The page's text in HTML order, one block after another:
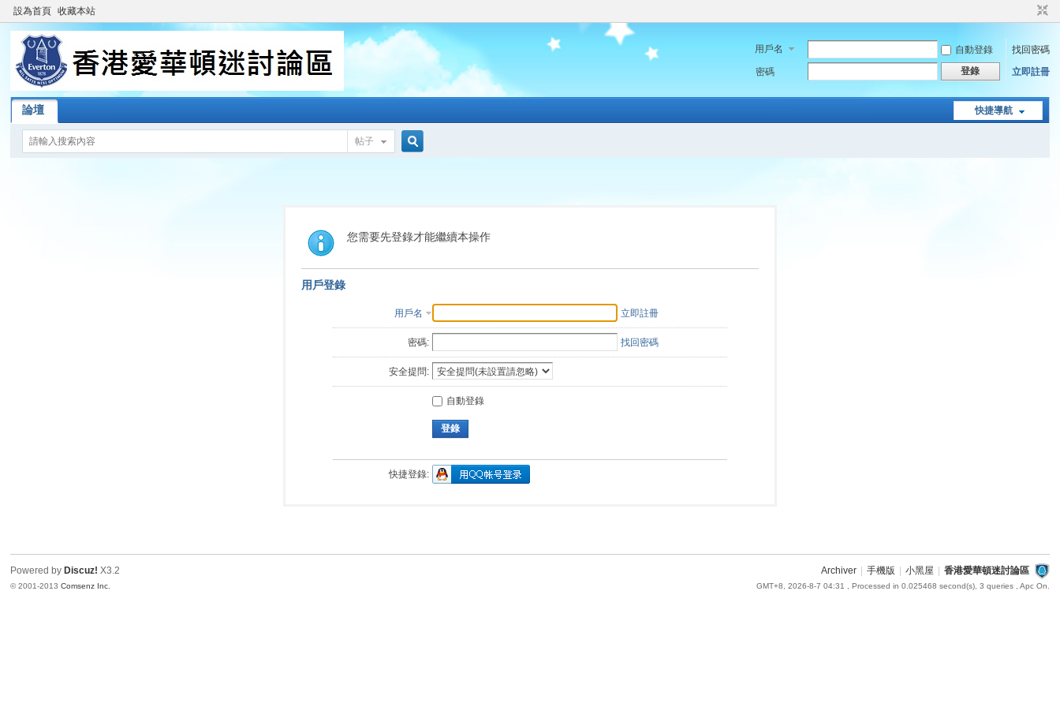
設為首頁 收藏本站
用戶名 自動登錄
找回密碼
密碼
登錄 立即註冊
快捷導航
論壇
帖子
索
您需要先登錄才能繼續本操作
用戶登錄
用戶名 立即註冊
密碼: 找回密碼
安全提問:
自動登錄
登錄
快捷登錄:
Archiver 手機版 小黑屋 香港愛華頓迷討論區
GMT+8, 2026-8-7 04:31 , Processed in 0.025468 second(s), 3 queries , Apc On.
Powered by Discuz! X3.2
© 2001-2013Comsenz Inc.